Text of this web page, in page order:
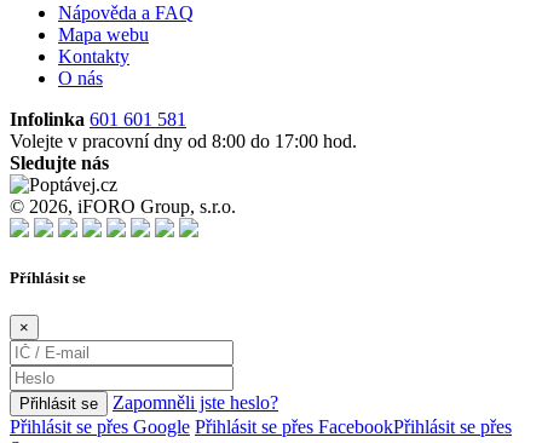
Nápověda a FAQ
Mapa webu
Kontakty
O nás
Infolinka 601 601 581
Volejte v pracovní dny od 8:00 do 17:00 hod.
Sledujte nás
© 2026, iFORO Group, s.r.o.
Příhlásit se
×
Přihlásit se
Zapomněli jste heslo?
Přihlásit se přes Google Přihlásit se přes FacebookPřihlásit se přes